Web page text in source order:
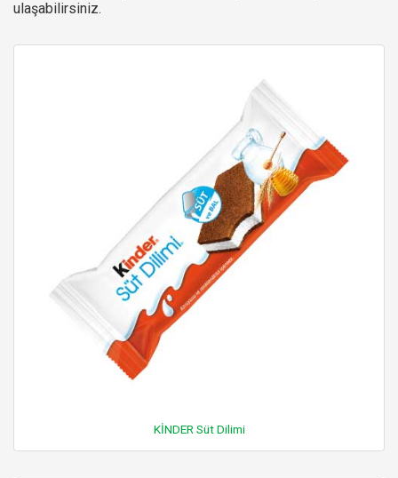
ulaşabilirsiniz.
KİNDER Süt Dilimi